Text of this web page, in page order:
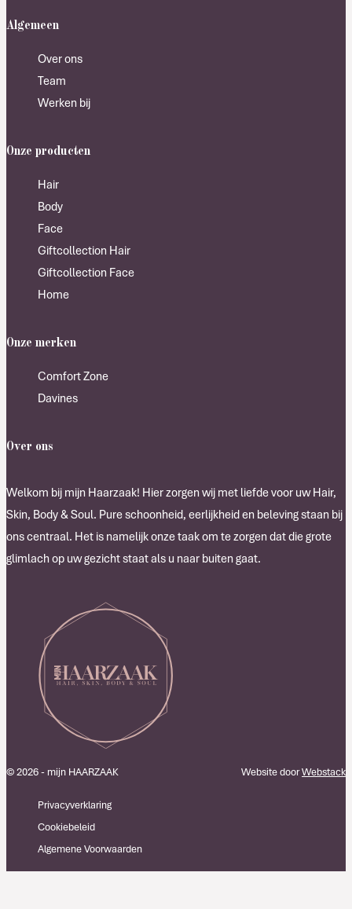
Algemeen
Over ons
Team
Werken bij
Onze producten
Hair
Body
Face
Giftcollection Hair
Giftcollection Face
Home
Onze merken
Comfort Zone
Davines
Over ons
Welkom bij mijn Haarzaak! Hier zorgen wij met liefde voor uw Hair,
Skin, Body & Soul. Pure schoonheid, eerlijkheid en beleving staan bij
ons centraal. Het is namelijk onze taak om te zorgen dat die grote
glimlach op uw gezicht staat als u naar buiten gaat.
© 2026 - mijn HAARZAAK
Privacyverklaring
Cookiebeleid
Algemene Voorwaarden
Website doorWebstack